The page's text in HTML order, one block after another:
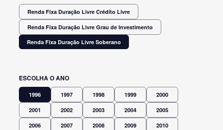
Renda Fixa Duração Livre Crédito Livre
Renda Fixa Duração Livre Grau de Investimento
Renda Fixa Duração Livre Soberano
ESCOLHA O ANO
1996 1997 1998 1999 2000
2001 2002 2003 2004 2005
2006 2007 2008 2009 2010